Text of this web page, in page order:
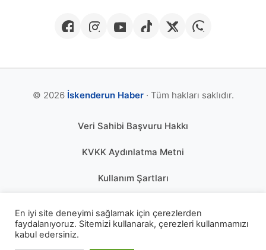
© 2026 İskenderun Haber· Tüm hakları saklıdır.
Veri Sahibi Başvuru Hakkı
KVKK Aydınlatma Metni
Kullanım Şartları
Çerez Politikası
En iyi site deneyimi sağlamak için çerezlerden
faydalanıyoruz. Sitemizi kullanarak, çerezleri kullanmamızı
kabul edersiniz.